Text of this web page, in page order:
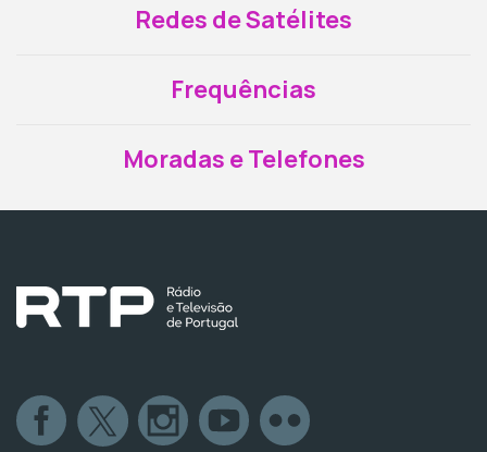
Redes de Satélites
Frequências
Moradas e Telefones